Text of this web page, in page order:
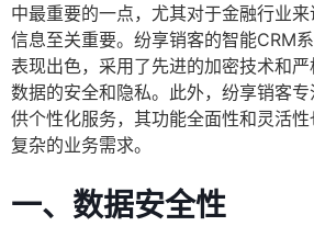
中最重要的一点，尤其对于金融行业
信息至关重要。纷享销客的智能CRM
表现出色，采用了先进的加密技术和
数据的安全和隐私。此外，纷享销客
供个性化服务，其功能全面性和灵活
复杂的业务需求。
一、数据安全性